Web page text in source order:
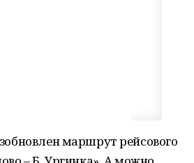
маршрут рейсового